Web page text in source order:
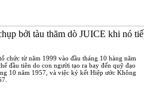
bởi tàu thăm dò JUICE khi nó
chức từ năm 1999 vào đầu tháng 10 hàng năm
đầu tiên do con người tạo ra bay đến quỹ đạo
10 năm 1957, và việc ký kết Hiệp ước Không